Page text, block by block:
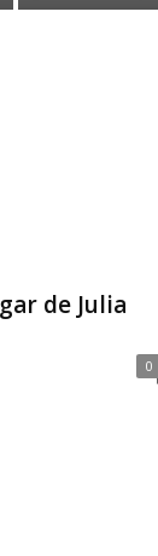
de Julia
0